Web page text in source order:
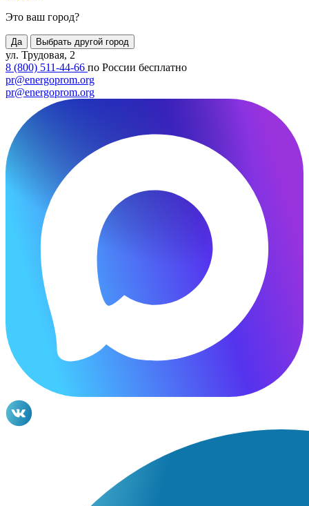
Это ваш город?
Да Выбрать другой город
ул. Трудовая, 2
8 (800) 511-44-66 по России бесплатно
pr@energoprom.org
pr@energoprom.org